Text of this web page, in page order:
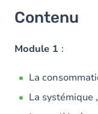
Contenu
Module 1 :
La
La systémique